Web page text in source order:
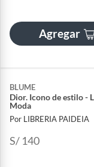
Agregar
BLUME
Dior. Icono de estilo -
Moda
Por LIBRERIA PAIDEIA
S/ 140